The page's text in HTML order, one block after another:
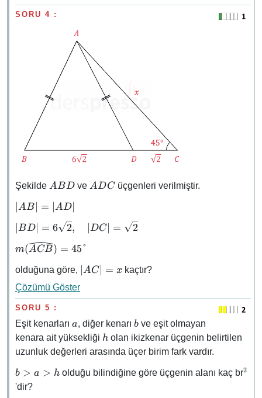
SORU 4 :
Şekilde ABD
ABD ve ADC
ADC üçgenleri verilmiştir.
\abs{AB}
\abs{AD}
∣AB∣ = ∣AD∣
\abs{BD}
6\sqrt{2},
\quad
\abs{DC}
=
\sqrt{2}
∣BD∣ = 6 2, ∣DC∣ =
2
m(\widehat{ACB})
m(ACB) = 45°
olduğuna göre, \abs{AC}
AC = x kaçtır?
Çözümü Göster
SORU 5 :
Eşit kenarları a
a, diğer kenarı b
b ve eşit olmayan
kenara ait yüksekliği h
h olan ikizkenar üçgenin belirtilen
uzunluk değerleri arasında üçer birim fark vardır.
b
\gt
b > a > holduğu bilindiğine göre üçgenin alanı kaç br^2
2
'dir?